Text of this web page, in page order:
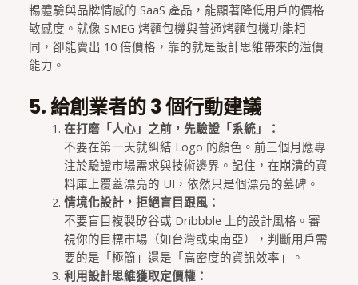
暢體驗與品牌情感的 SaaS 產品，能顯著降低用戶的價格
敏感度。就像 SMEG 烤麵包機與普通烤麵包機功能相
同，卻能賣出 10 倍價格，靠的就是設計思維帶來的溢價
能力。
5. 給創業者的 3 個行動建議
在打磨「人心」之前，先驗證「系統」：
不要在第一天就糾結 Logo 的顏色。前三個月應專
注於驗證市場需求與技術邊界。記住，在崩潰的資
料庫上覆蓋漂亮的 UI，依然只是個漂亮的墓碑。
情境化設計，拒絕盲目跟風：
不要盲目複製矽谷或 Dribbble 上的設計風格。審
視你的目標市場（如台灣或東南亞），判斷用戶需
要的是「極簡」還是「高密度的資訊效率」。
利用設計思維獲取定價權：